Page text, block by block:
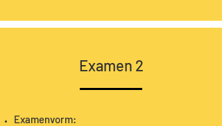
Examen 2
Examenvorm: